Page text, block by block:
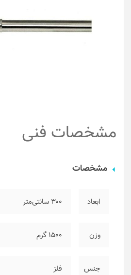
مشخصات فنی
مشخصات
ابعاد ۳۰۰ سانتی‌متر
وزن ۱۵۰۰ گرم
جنس فلز